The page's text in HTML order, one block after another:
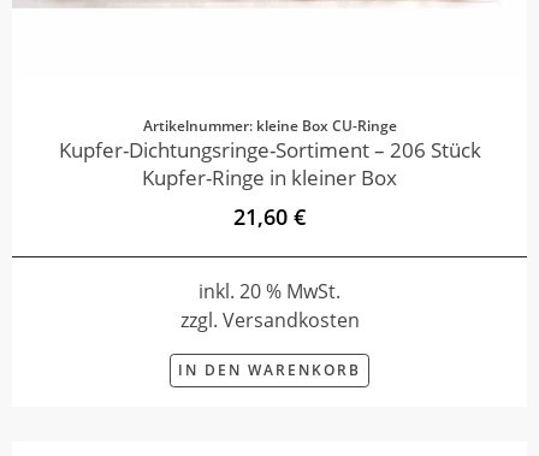
Artikelnummer: kleine Box CU-Ringe
Kupfer-Dichtungsringe-Sortiment – 206 Stück
Kupfer-Ringe in kleiner Box
21,60 €
inkl. 20 % MwSt.
zzgl. Versandkosten
IN DEN WARENKORB